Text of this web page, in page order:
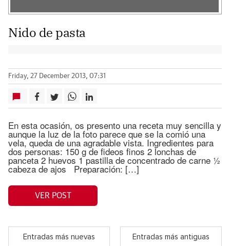
Nido de pasta
Friday, 27 December 2013, 07:31
En esta ocasión, os presento una receta muy sencilla y
aunque la luz de la foto parece que se la comió una
vela, queda de una agradable vista. Ingredientes para
dos personas: 150 g de fideos finos 2 lonchas de
panceta 2 huevos 1 pastilla de concentrado de carne ½
cabeza de ajos Preparación: […]
VER POST
Entradas más nuevas Entradas más antiguas